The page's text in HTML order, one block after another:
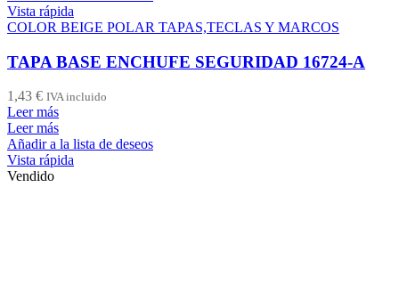
Vista rápida
COLOR BEIGE POLAR TAPAS,TECLAS Y MARCOS
TAPA BASE ENCHUFE SEGURIDAD 16724-A
1,43 € IVA incluido
Leer más
Leer más
Añadir a la lista de deseos
Vista rápida
Vendido